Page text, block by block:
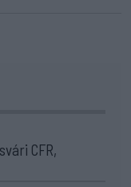
CFR,